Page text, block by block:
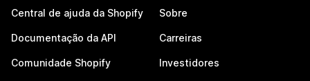
Central de ajuda da Shopify
Documentação da API
Comunidade Shopify
Sobre
Carreiras
Investidores